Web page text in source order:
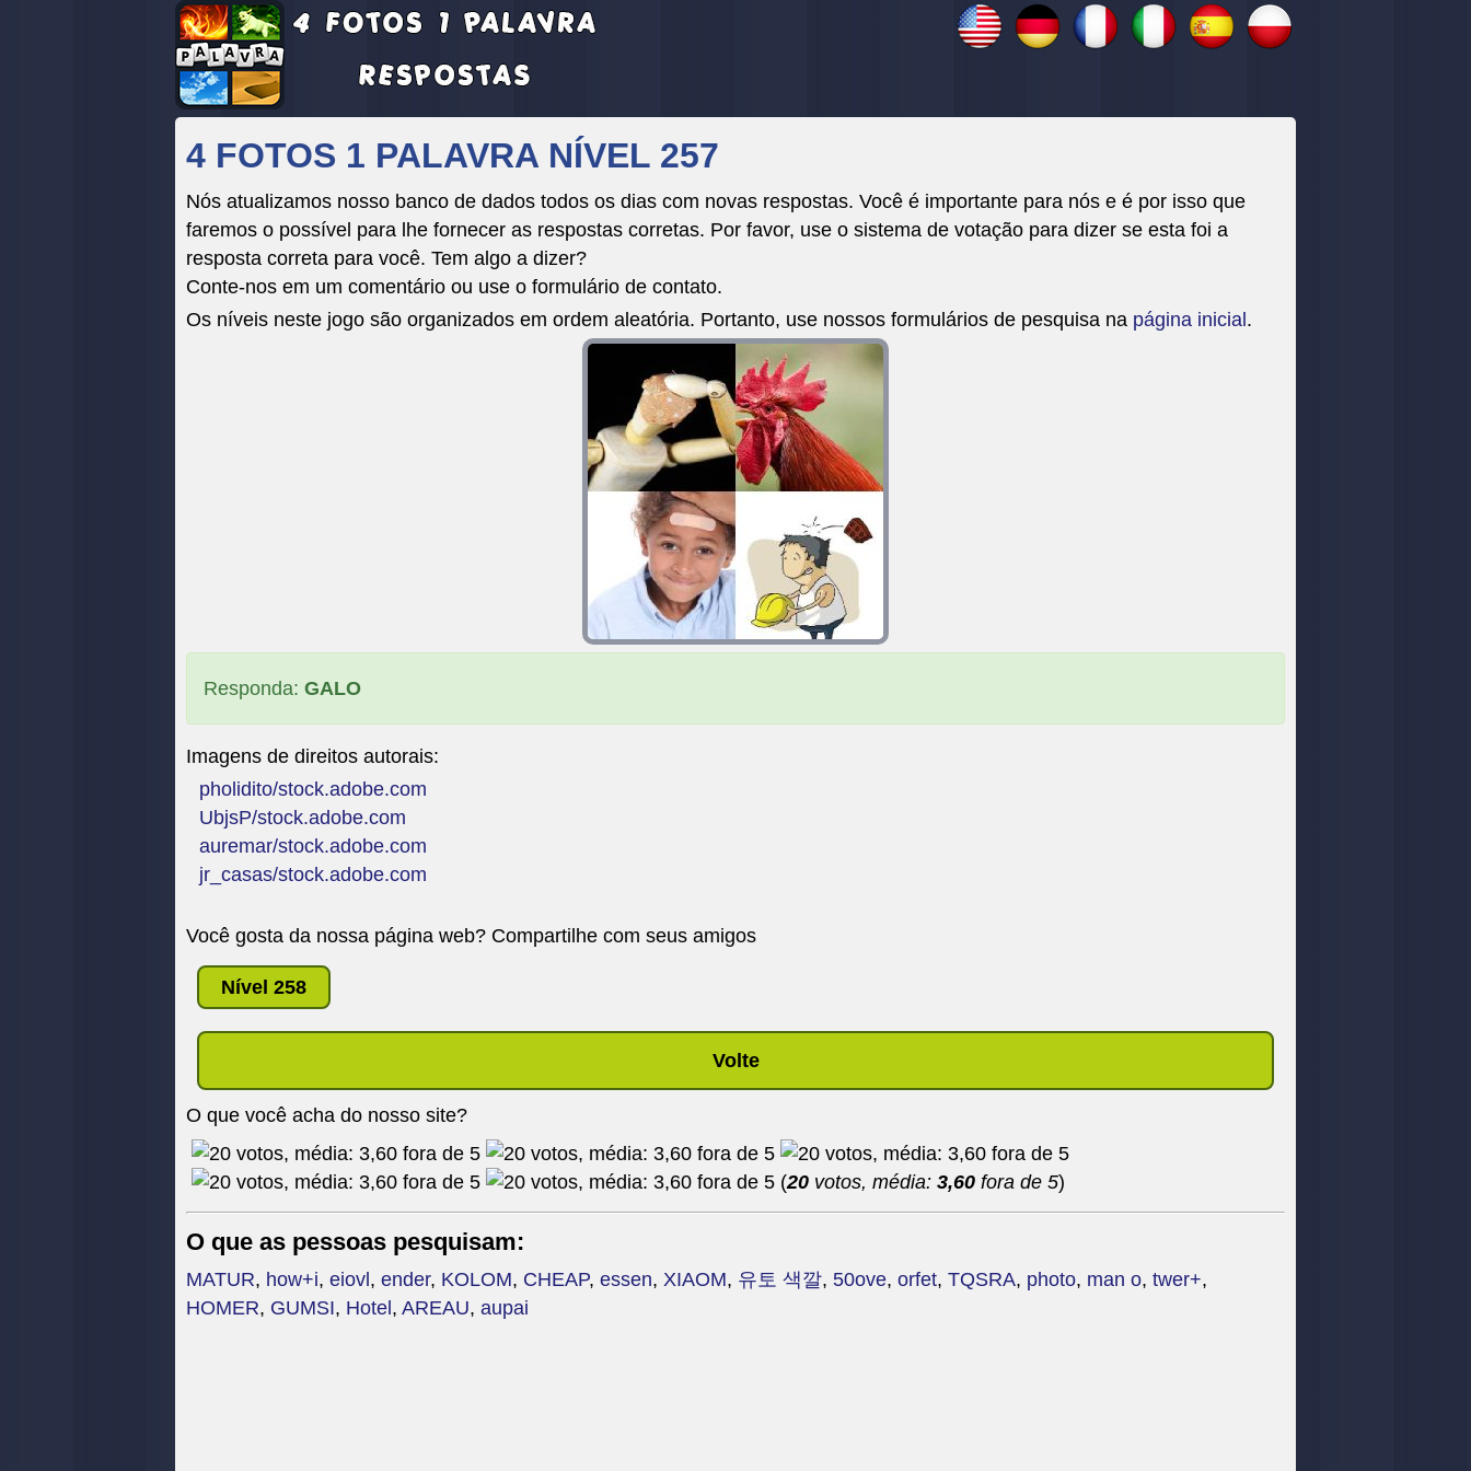
4 FOTOS 1 PALAVRA NÍVEL 257
Nós atualizamos nosso banco de dados todos os dias com novas respostas. Você é importante para nós e é por isso que
faremos o possível para lhe fornecer as respostas corretas. Por favor, use o sistema de votação para dizer se esta foi a
resposta correta para você. Tem algo a dizer?
Conte-nos em um comentário ou use o formulário de contato.
Os níveis neste jogo são organizados em ordem aleatória. Portanto, use nossos formulários de pesquisa na página inicial .
Responda: GALO
Imagens de direitos autorais:
pholidito/stock.adobe.com
UbjsP/stock.adobe.com
auremar/stock.adobe.com
jr_casas/stock.adobe.com
Você gosta da nossa página web? Compartilhe com seus amigos
Nível 258
Volte
O que você acha do nosso site?
(20 votos, média: 3,60 fora de 5)
O que as pessoas pesquisam:
MATUR, how+i, eiovl, ender, KOLOM, CHEAP, essen, XIAOM, 유토 색깔, 50ove, orfet, TQSRA, photo, man o, twer+,
HOMER, GUMSI, Hotel, AREAU, aupai